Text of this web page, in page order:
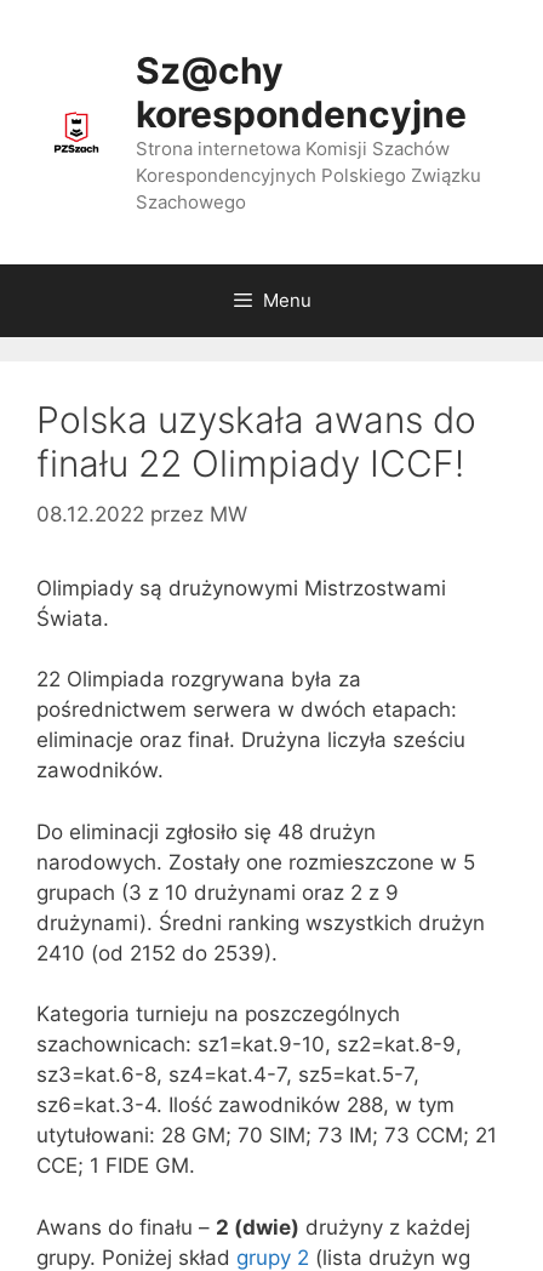
Sz@chy
korespondencyjne
Strona internetowa Komisji Szachów
Korespondencyjnych Polskiego Związku
Szachowego
Menu
Polska uzyskała awans do
finału 22 Olimpiady ICCF!
08.12.2022 przez MW
Olimpiady są drużynowymi Mistrzostwami
Świata.
22 Olimpiada rozgrywana była za
pośrednictwem serwera w dwóch etapach:
eliminacje oraz finał. Drużyna liczyła sześciu
zawodników.
Do eliminacji zgłosiło się 48 drużyn
narodowych. Zostały one rozmieszczone w 5
grupach (3 z 10 drużynami oraz 2 z 9
drużynami). Średni ranking wszystkich drużyn
2410 (od 2152 do 2539).
Kategoria turnieju na poszczególnych
szachownicach: sz1=kat.9-10, sz2=kat.8-9,
sz3=kat.6-8, sz4=kat.4-7, sz5=kat.5-7,
sz6=kat.3-4. Ilość zawodników 288, w tym
utytułowani: 28 GM; 70 SIM; 73 IM; 73 CCM; 21
CCE; 1 FIDE GM.
Awans do finału – 2 (dwie) drużyny z każdej
grupy. Poniżej skład grupy 2 (lista drużyn wg